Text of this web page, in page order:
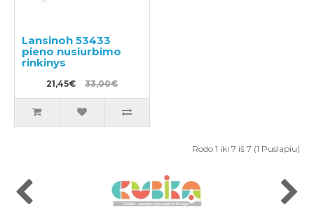
Lansinoh 53433
pieno nusiurbimo
rinkinys
21,45€ 33,00€
Rodo 1 iki 7 iš 7 (1 Puslapiu)